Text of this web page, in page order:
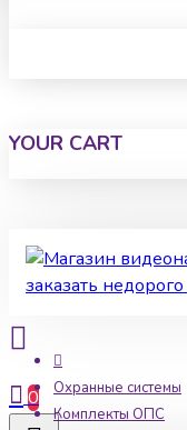
YOUR CART
0
Охранные системы
Комплекты ОПС